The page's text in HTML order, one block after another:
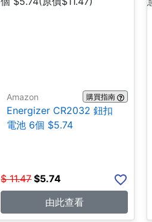
Amazon 購買指南
Energizer CR2032 鈕扣
電池 6個 $5.74
$ 11.47 $5.74
由此查看